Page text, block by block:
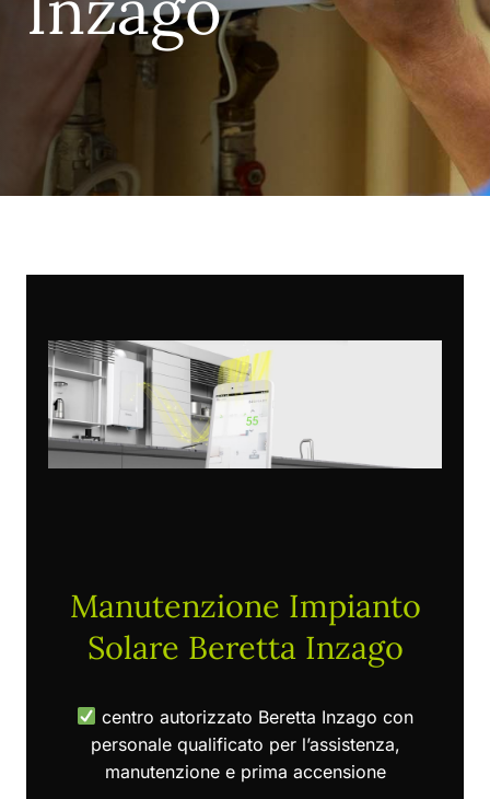
Manutenzione Impianto
Solare Beretta Inzago
centro autorizzato Beretta Inzago con
personale qualificato per l’assistenza,
manutenzione e prima accensione